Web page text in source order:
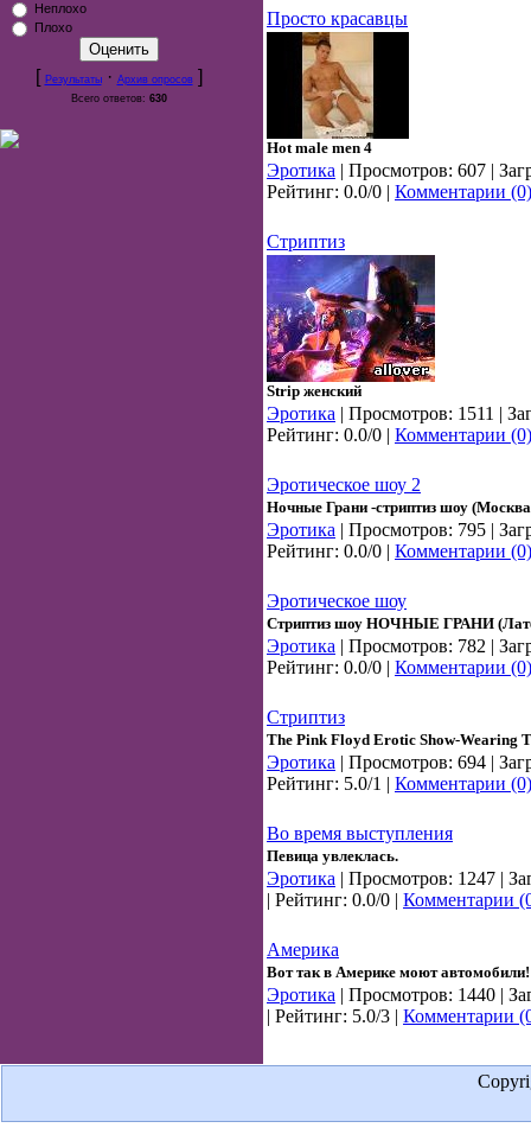
Неплохо
Плохо
[ Результаты· Архив опросов]
Всего ответов: 630
Просто красавцы
Нot male men 4
Эротика | Просмотров: 607 |
Рейтинг: 0.0/0 | Комментарии (0)
Стриптиз
Strip женский
Эротика | Просмотров: 1511 |
Рейтинг: 0.0/0 | Комментарии (0)
Эротическое шоу 2
Ночные Грани -стриптиз шоу
Эротика | Просмотров: 795 |
Рейтинг: 0.0/0 | Комментарии (0)
Эротическое шоу
Стриптиз шоу НОЧНЫЕ ГРАНИ
Эротика | Просмотров: 782 |
Рейтинг: 0.0/0 | Комментарии (0)
Стриптиз
The Pink Floyd Erotic Show-Wearing
Эротика | Просмотров: 694 |
Рейтинг: 5.0/1 | Комментарии (0)
Во время выступления
Певица увлеклась.
Эротика | Просмотров: 1247 |
| Рейтинг: 0.0/0 | Комментарии
Америка
Вот так в Америке моют автомобили!
Эротика | Просмотров: 1440 |
| Рейтинг: 5.0/3 | Комментарии